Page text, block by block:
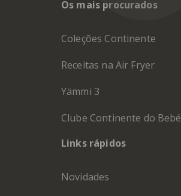
Os mais procurados
Coleções Continente
Receitas na Air Fryer
Yämmi 3
Clube Continente do Bebé
Links rápidos
Novidades